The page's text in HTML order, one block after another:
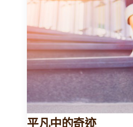
平凡中的奇迹